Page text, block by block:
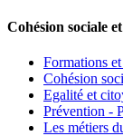
Cohésion sociale
Formations
Cohésion
Egalité et
Prévention -
Les métiers